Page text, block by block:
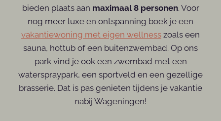
bieden plaats aan maximaal 8 personen. Voor
nog meer luxe en ontspanning boek je een
vakantiewoning met eigen wellness zoals een
sauna, hottub of een buitenzwembad. Op ons
park vind je ook een zwembad met een
waterspraypark, een sportveld en een gezellige
brasserie. Dat is pas genieten tijdens je vakantie
nabij Wageningen!